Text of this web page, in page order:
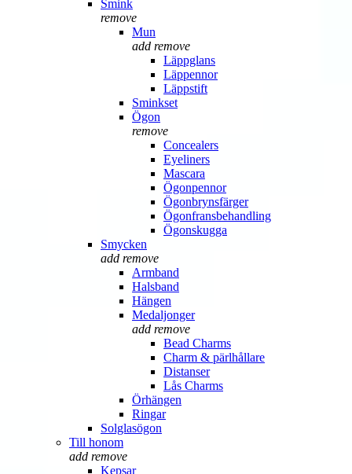
Smink
remove
Mun
add remove
Läppglans
Läppennor
Läppstift
Sminkset
Ögon
remove
Concealers
Eyeliners
Mascara
Ögonpennor
Ögonbrynsfärger
Ögonfransbehandling
Ögonskugga
Smycken
add remove
Armband
Halsband
Hängen
Medaljonger
add remove
Bead Charms
Charm & pärlhållare
Distanser
Lås Charms
Örhängen
Ringar
Solglasögon
Till honom
add remove
Kepsar